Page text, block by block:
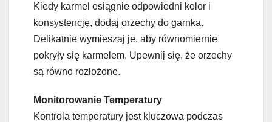
Kiedy karmel osiągnie odpowiedni kolor i
konsystencję, dodaj orzechy do garnka.
Delikatnie wymieszaj je, aby równomiernie
pokryły się karmelem. Upewnij się, że orzechy
są równo rozłożone.
Monitorowanie Temperatury
Kontrola temperatury jest kluczowa podczas